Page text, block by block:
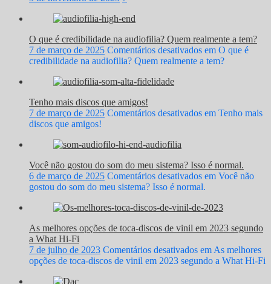
O que é credibilidade na audiofilia? Quem realmente a tem?
7 de março de 2025 Comentários desativados em O que é
credibilidade na audiofilia? Quem realmente a tem?
Tenho mais discos que amigos!
7 de março de 2025 Comentários desativados em Tenho mais
discos que amigos!
Você não gostou do som do meu sistema? Isso é normal.
6 de março de 2025 Comentários desativados em Você não
gostou do som do meu sistema? Isso é normal.
As melhores opções de toca-discos de vinil em 2023 segundo
a What Hi-Fi
7 de julho de 2023 Comentários desativados em As melhores
opções de toca-discos de vinil em 2023 segundo a What Hi-Fi